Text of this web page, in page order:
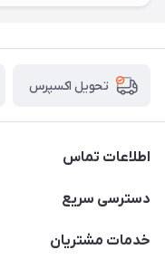
تحویل اکسپرس
اطلاعات تماس
09120346631
دسترسی سریع
حساب کاربری
خدمات مشتریان